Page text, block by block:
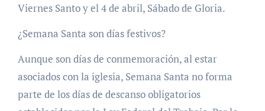
Viernes Santo y el 4 de abril, Sábado de Gloria.
¿Semana Santa son días festivos?
Aunque son días de conmemoración, al estar
asociados con la iglesia, Semana Santa no forma
parte de los días de descanso obligatorios